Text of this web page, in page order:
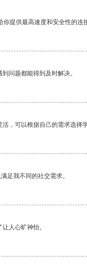
提供最高速度和安全性的连
问题都能得到及时解决。
，可以根据自己的需求选择
足我不同的社交需求。
人心旷神怡。